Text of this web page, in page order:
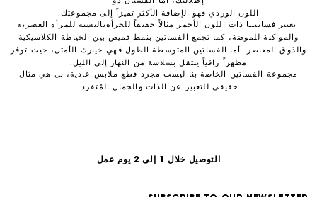
اللون الوردي فهو الإضافة الأكثر تميزاً إلى مجموعتك.
تعتبر فساتيننا ذات اللون الأحمر مثالاً حقيقاً للجرأةبالنسبة للمرأة العصرية
والمواكبة للموضة، كما تجمع الفساتين بنمط قميص بين الخياطة الكلاسيكية
والذوق المعاصر. أما الفساتين المتوسطة الطول فهي خيارك الأمثل، حيث توفر
مظهراً راقياً ينتقل بسلاسة من النهار إلى الليل.
مجموعة الفساتين الخاصة بنا ليست مجرد قطع ملابس عادية، بل هي مثال
حقيقي للتعبير عن الذات والجمال المُتفرد.
توصيل مجاني لجميع الطلبات أونلاين
التوصيل خلال 1 إلى 2 يوم عمل